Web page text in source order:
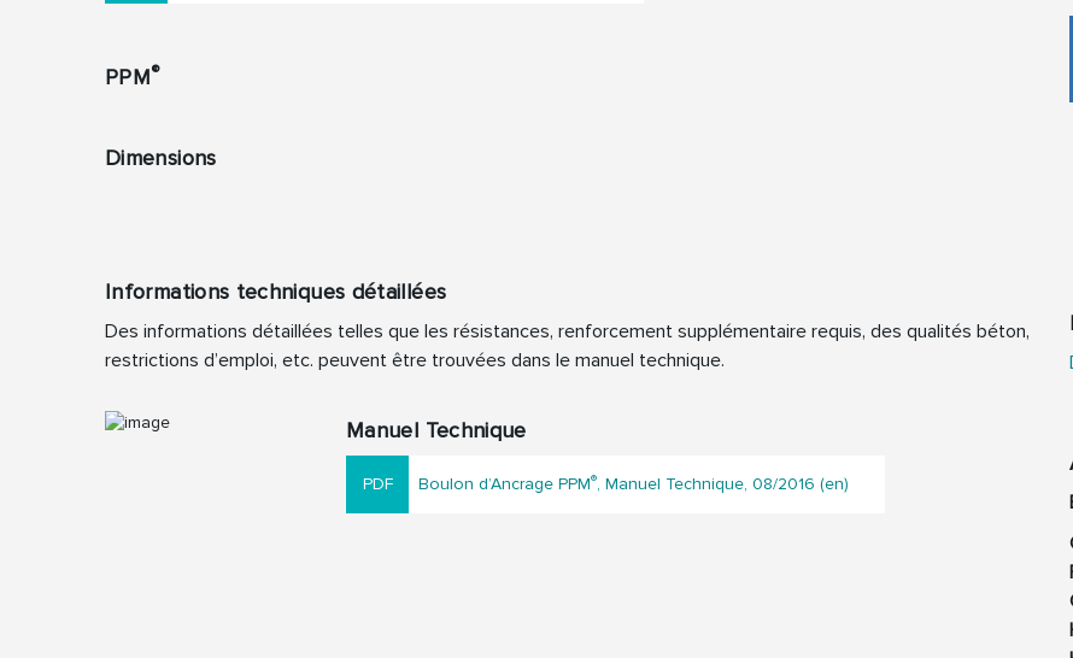
PPM®
Dimensions
Informations techniques détaillées
Des informations détaillées telles que les résistances, renforcement supplémentaire requis, des qualités béton,
restrictions d’emploi, etc. peuvent être trouvées dans le manuel technique.
Manuel Technique
Boulon d’Ancrage PPM®, Manuel Technique, 08/2016 (en)